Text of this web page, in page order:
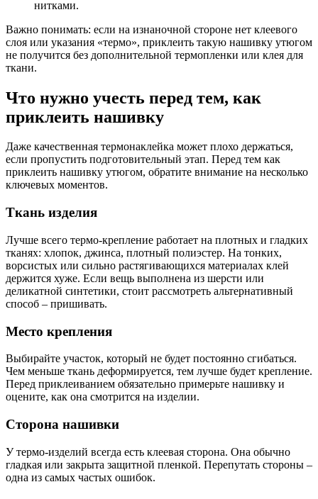
нитками.
Важно понимать: если на изнаночной стороне нет клеевого
слоя или указания «термо», приклеить такую нашивку утюгом
не получится без дополнительной термопленки или клея для
ткани.
Что нужно учесть перед тем, как
приклеить нашивку
Даже качественная термонаклейка может плохо держаться,
если пропустить подготовительный этап. Перед тем как
приклеить нашивку утюгом, обратите внимание на несколько
ключевых моментов.
Ткань изделия
Лучше всего термо-крепление работает на плотных и гладких
тканях: хлопок, джинса, плотный полиэстер. На тонких,
ворсистых или сильно растягивающихся материалах клей
держится хуже. Если вещь выполнена из шерсти или
деликатной синтетики, стоит рассмотреть альтернативный
способ – пришивать.
Место крепления
Выбирайте участок, который не будет постоянно сгибаться.
Чем меньше ткань деформируется, тем лучше будет крепление.
Перед приклеиванием обязательно примерьте нашивку и
оцените, как она смотрится на изделии.
Сторона нашивки
У термо-изделий всегда есть клеевая сторона. Она обычно
гладкая или закрыта защитной пленкой. Перепутать стороны –
одна из самых частых ошибок.